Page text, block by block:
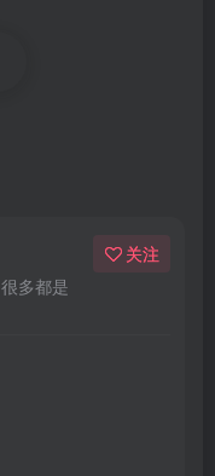
多都是
关注